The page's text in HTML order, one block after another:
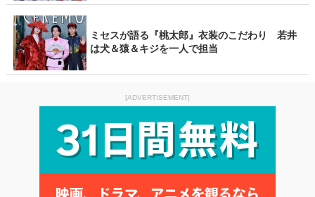
ミセスが語る『桃太郎』衣装のこだわり 若井
は犬＆猿＆キジを一人で担当
[ADVERTISEMENT]